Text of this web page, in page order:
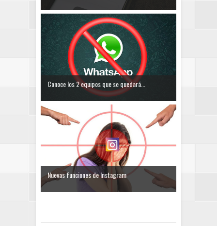
Conoce los 2 equipos que se quedará...
Nuevas funciones de Instagram